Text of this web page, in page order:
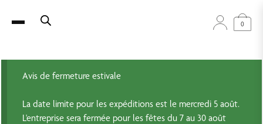
0
Avis de fermeture estivale
La date limite pour les expéditions est le mercredi 5 août.
L'entreprise sera fermée pour les fêtes du 7 au 30 août